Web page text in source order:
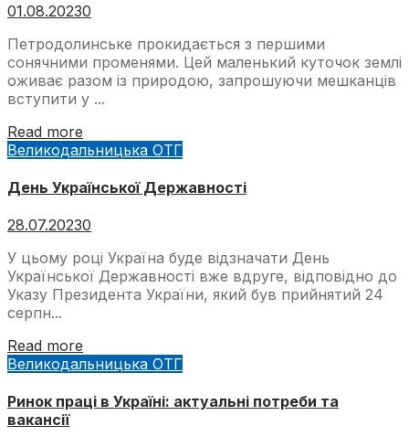
01.08.20230
Петродолинське прокидається з першими
сонячними променями. Цей маленький куточок землі
оживає разом із природою, запрошуючи мешканців
вступити у ...
Read more
Великодальницька ОТГ
День Української Державності
28.07.20230
У цьому році Україна буде відзначати День
Української Державності вже вдруге, відповідно до
Указу Президента України, який був прийнятий 24
серпн...
Read more
Великодальницька ОТГ
Ринок праці в Україні: актуальні потреби та
вакансії